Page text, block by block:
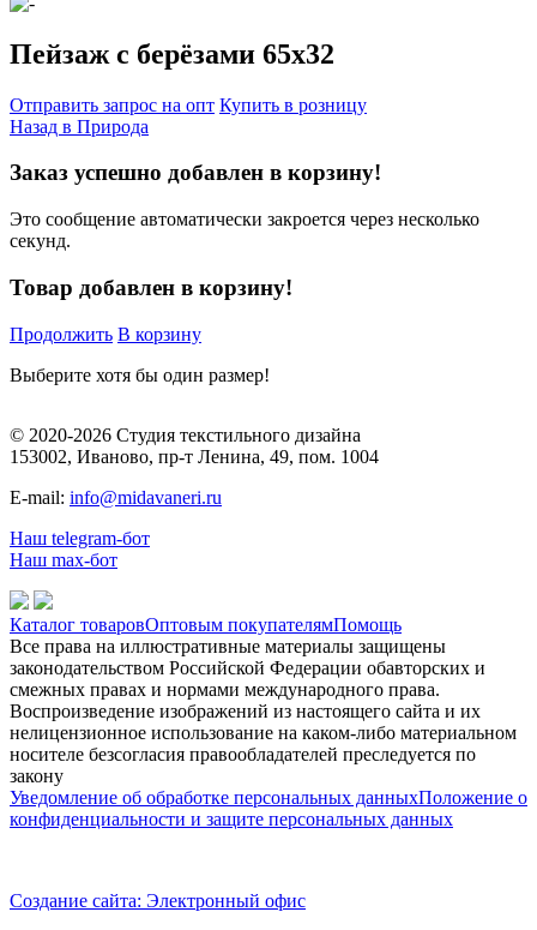
Пейзаж с берёзами 65x32
Отправить запрос на опт Купить в розницу
Назад в Природа
Заказ успешно добавлен в корзину!
Это сообщение автоматически закроется через несколько
секунд.
Товар добавлен в корзину!
Продолжить В корзину
Выберите хотя бы один размер!
© 2020-2026 Студия текстильного дизайна
153002, Иваново, пр-т Ленина, 49, пом. 1004
E-mail: info@midavaneri.ru
Наш telegram-бот
Наш max-бот
Каталог товаровОптовым покупателямПомощь
Все права на иллюстративные материалы защищены
законодательством Российской Федерации обавторских и
смежных правах и нормами международного права.
Воспроизведение изображений из настоящего сайта и их
нелицензионное использование на каком-либо материальном
носителе безсогласия правообладателей преследуется по
закону
Уведомление об обработке персональных данныхПоложение о
конфиденциальности и защите персональных данных
Создание сайта: Электронный офис